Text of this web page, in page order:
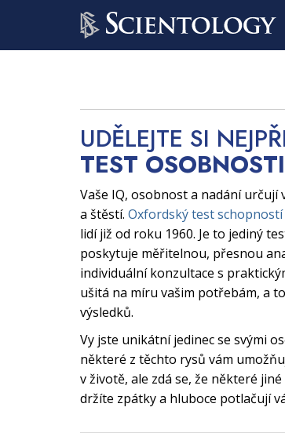
UDĚLEJTE SI
TEST OSOBNOSTI
Vaše IQ, osobnost a nadání určují
a štěstí. Oxfordský test schopností
lidí již od roku 1960. Je to jediný
poskytuje měřitelnou, přesnou
individuální konzultace s
ušitá na míru vašim potřebám, a
výsledků.
Vy jste unikátní jedinec se svými
některé z těchto rysů vám
v životě, ale zdá se, že některé
držíte zpátky a hluboce potlačují